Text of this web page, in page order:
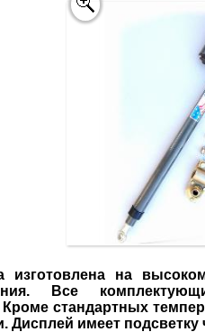
изготовлена на
Все
стандартных
Дисплей имеет